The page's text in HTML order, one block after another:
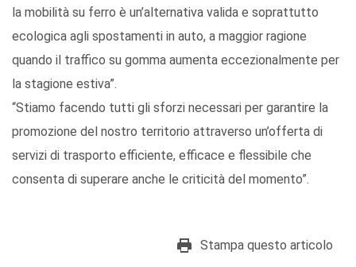
la mobilità su ferro è un’alternativa valida e soprattutto
ecologica agli spostamenti in auto, a maggior ragione
quando il traffico su gomma aumenta eccezionalmente per
la stagione estiva”.
“Stiamo facendo tutti gli sforzi necessari per garantire la
promozione del nostro territorio attraverso un’offerta di
servizi di trasporto efficiente, efficace e flessibile che
consenta di superare anche le criticità del momento”.
Stampa questo articolo